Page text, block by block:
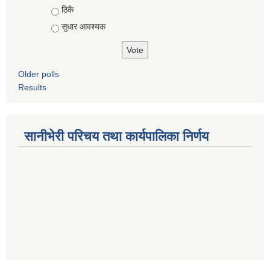
ठिकै
सुधार आवश्यक
Older polls
Results
सानीभेरी परिचय तथा कार्यपालिका निर्णय